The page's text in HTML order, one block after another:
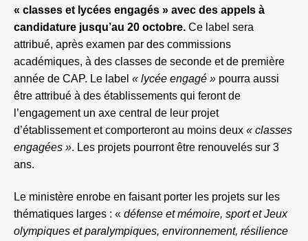
« classes et lycées engagés » avec des appels à
candidature jusqu’au 20 octobre. Ce label sera
attribué, après examen par des commissions
académiques, à des classes de seconde et de première
année de CAP. Le label « lycée engagé » pourra aussi
être attribué à des établissements qui feront de
l’engagement un axe central de leur projet
d’établissement et comporteront au moins deux « classes
engagées ». Les projets pourront être renouvelés sur 3
ans.
Le ministère enrobe en faisant porter les projets sur les
thématiques larges : « défense et mémoire, sport et Jeux
olympiques et paralympiques, environnement, résilience